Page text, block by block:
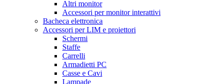
Altri monitor
Accessori per monitor interattivi
Bacheca elettronica
Accessori per LIM e proiettori
Schermi
Staffe
Carrelli
Armadietti PC
Casse e Cavi
Lampade